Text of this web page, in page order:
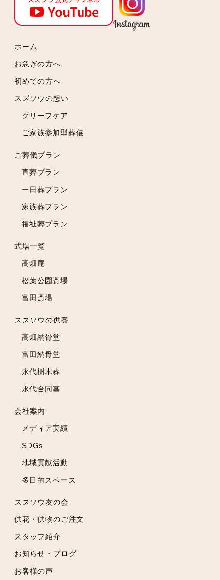
2024年8月
2024年7月
2024年5月
2024年4月
2024年2月
2024年1月
2023年12月
2023年10月
2023年9月
2023年6月
2023年5月
2023年4月
2023年2月
2023年1月
2022年11月
2022年10月
2022年8月
2022年7月
2022年6月
2022年3月
2021年12月
2021年11月
2021年10月
2021年8月
2021年7月
2021年5月
2021年4月
2021年3月
ホーム
お急ぎの方へ
初めての方へ
スズソウの想い
グリーフケア
ご家族参加型葬儀
ご葬儀プラン
直葬プラン
一日葬プラン
家族葬プラン
福祉葬プラン
式場一覧
高畑庵
松葉公園斎場
富田斎場
スズソウの供養
高畑納骨堂
富田納骨堂
永代樹木葬
永代合同墓
会社案内
メディア実績
SDGs
地域貢献活動
多目的スペース
スズソウ友の会
供花・供物のご注文
スタッフ紹介
お知らせ・ブログ
お客様の声